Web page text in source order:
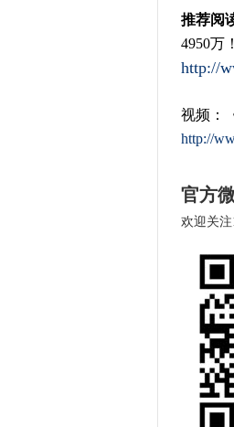
推荐阅
4950万
http://
视频：
http://
官方
欢迎关注